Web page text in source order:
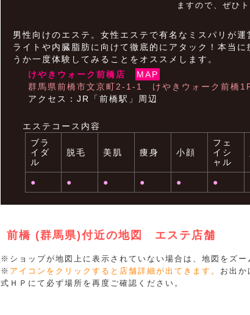
ますので、ぜひ
男性向けのエステ。女性エステで有名なミスパリが運
ライトや内臓脂肪に向けて徹底的にアタック！本当に
うか一度体験してみることをオススメします。
けやきウォーク前橋店
MAP
群馬県前橋市文京町2-1-1 けやきウォーク前橋
アクセス：JR「前橋駅」周辺
エステコース内容
ブラ
イダ
ル
脱毛 美肌 痩身 小顔
フェ
イシ
ャル
● ● ● ● ● ●
前橋 (群馬県)付近の地図 エステ店舗
※ショップが地図上に表示されていない場合は、地図をズー
※ アイコンをクリックすると店舗詳細が出てきます。 お出か
式ＨＰにて必ず場所を再度ご確認ください。